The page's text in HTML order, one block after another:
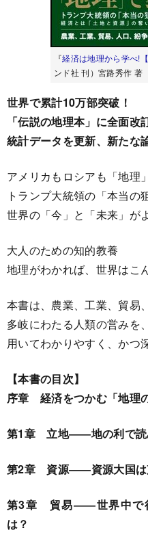
『経済は地理から学べ!
ンド社 刊）宮路秀作 著
世界で累計10万部突破！
「伝説の地理本」に全面改
統計データを更新、新たな
アメリカもロシアも「地理
トランプ大統領の「本当の
世界の「今」と「未来」が
大人のための知的教養
地理がわかれば、世界はこ
本書は、農業、工業、貿易
多岐にわたる人類の営みを
用いてわかりやすく、かつ
【本書の目次】
序章 経済をつかむ「地理
第1章 立地――地の利で読
第2章 資源――資源大国は
第3章 貿易――世界中で
は？